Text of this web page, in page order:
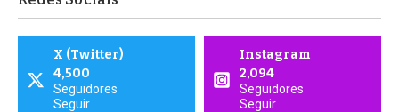
X (Twitter)
4,500
Seguidores
Seguir
Instagram
2,094
Seguidores
Seguir